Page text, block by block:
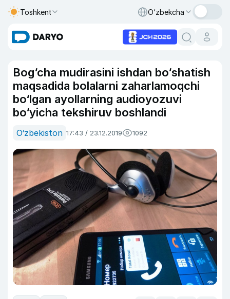
Toshkent O‘zbekcha
Bog‘cha mudirasini ishdan bo‘shatish
maqsadida bolalarni zaharlamoqchi
bo‘lgan ayollarning audioyozuvi
bo‘yicha tekshiruv boshlandi
O‘zbekiston 17:43 / 23.12.2019 1092